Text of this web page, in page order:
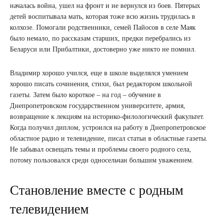
началась война, ушел на фронт и не вернулся из боев. Пятерых
детей воспитывала мать, которая тоже всю жизнь трудилась в
колхозе. Помогали родственники, семей Пайосов в селе Маяк
было немало, по рассказам старших, предки перебрались из
Беларуси или Прибалтики, достоверно уже никто не помнил.
Владимир хорошо учился, еще в школе выделялся умением
хорошо писать сочинения, стихи, был редактором школьной
газеты. Затем было короткое – на год – обучение в
Днепропетровском государственном университете, армия,
возвращение к лекциям на историко-филологический факультет.
Когда получил диплом, устроился на работу в Днепропетровское
областное радио и телевидение, писал статьи в областные газеты.
Не забывал освещать темы и проблемы своего родного села,
потому пользовался среди односельчан большим уважением.
Становление вместе с родным
телевидением